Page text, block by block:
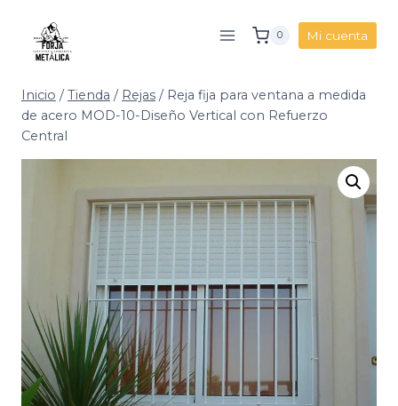
contenido
0 Mi cuenta
Inicio / Tienda / Rejas / Reja fija para ventana a medida
de acero MOD-10-Diseño Vertical con Refuerzo
Central